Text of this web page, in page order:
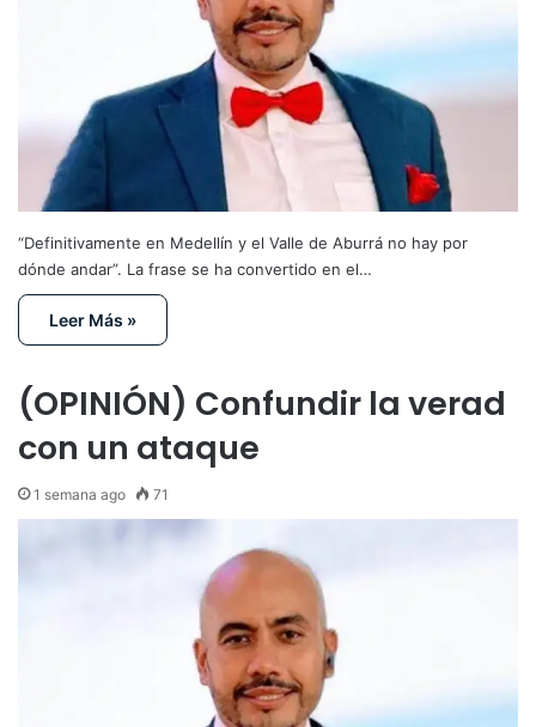
“Definitivamente en Medellín y el Valle de Aburrá no hay por
dónde andar”. La frase se ha convertido en el…
Leer Más »
(OPINIÓN) Confundir la verad
con un ataque
1 semana ago 71